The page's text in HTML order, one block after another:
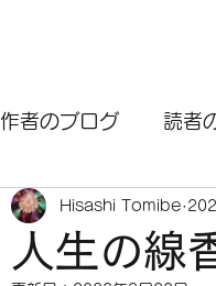
作者のブログ 読者
人生の線
Hisashi Tomibe